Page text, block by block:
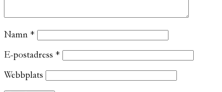
Namn *
E-postadress *
Webbplats